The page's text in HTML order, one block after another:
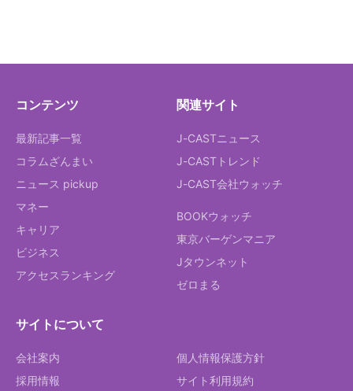
コンテンツ
最新記事一覧
コラムざんまい
ニュース pickup
マネー
キャリア
ビジネス
アクセスランキング
関連サイト
J-CASTニュース
J-CASTトレンド
J-CAST会社ウォッチ
BOOKウォッチ
東京バーゲンマニア
Jタウンネット
ゼロまる
サイトについて
会社案内
採用情報
個人情報保護方針
サイト利用規約